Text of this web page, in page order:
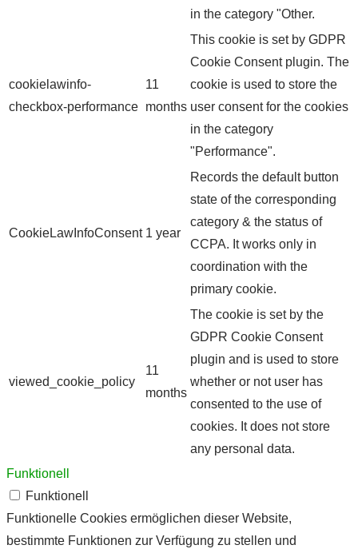
in the category "Other.
cookielawinfo-
checkbox-performance
11
months
This cookie is set by GDPR
Cookie Consent plugin. The
cookie is used to store the
user consent for the cookies
in the category
"Performance".
CookieLawInfoConsent 1 year
Records the default button
state of the corresponding
category & the status of
CCPA. It works only in
coordination with the
primary cookie.
viewed_cookie_policy
11
months
The cookie is set by the
GDPR Cookie Consent
plugin and is used to store
whether or not user has
consented to the use of
cookies. It does not store
any personal data.
Funktionell
Funktionell
Funktionelle Cookies ermöglichen dieser Website,
bestimmte Funktionen zur Verfügung zu stellen und